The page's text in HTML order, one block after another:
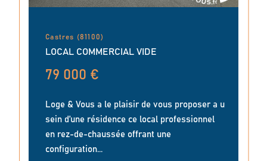
Castres (81100)
LOCAL COMMERCIAL VIDE
79 000 €
Loge & Vous a le plaisir de vous proposer a u
sein d’une résidence ce local professionnel
en rez-de-chaussée offrant une
configuration...